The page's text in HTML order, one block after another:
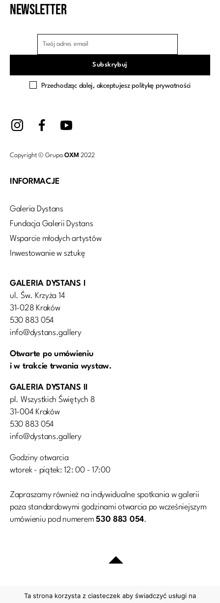
Newsletter
Przechodząc dalej, akceptujesz politykę prywatności
Copyright © Grupa OXM 2022
INFORMACJE
Galeria Dystans
Fundacja Galerii Dystans
Wsparcie młodych artystów
Inwestowanie w sztukę
GALERIA DYSTANS I
ul. Św. Krzyża 14
31-028 Kraków
530 883 054
info@dystans.gallery
Otwarte po umówieniu
i w trakcie trwania wystaw.
GALERIA DYSTANS II
pl. Wszystkich Świętych 8
31-004 Kraków
530 883 054
info@dystans.gallery
Godziny otwarcia
wtorek - piątek: 12: 00 - 17:00
Zapraszamy również na indywidualne spotkania w galerii
poza standardowymi godzinami otwarcia po wcześniejszym
umówieniu pod numerem530 883 054.
Ta strona korzysta z ciasteczek aby świadczyć usługi na